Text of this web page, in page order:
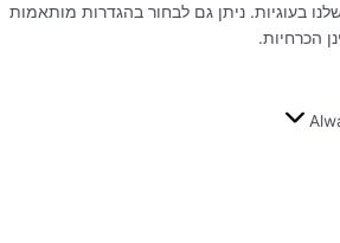
בעוגיות. ניתן גם לבחור בהגדרות מותאמות
הכרחיות.